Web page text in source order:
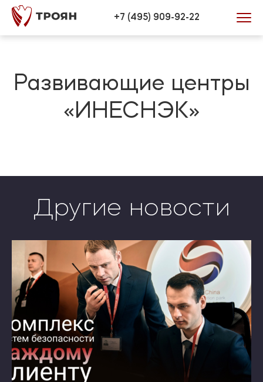
Verification: 446efd34bb0772be
+7 (495) 909-92-22
Развивающие центры
«ИНЕСНЭК»
Другие новости